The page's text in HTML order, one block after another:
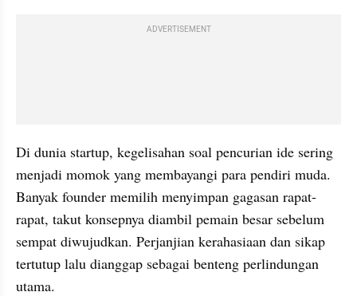
ADVERTISEMENT
Di dunia startup, kegelisahan soal pencurian ide sering
menjadi momok yang membayangi para pendiri muda.
Banyak founder memilih menyimpan gagasan rapat-
rapat, takut konsepnya diambil pemain besar sebelum
sempat diwujudkan. Perjanjian kerahasiaan dan sikap
tertutup lalu dianggap sebagai benteng perlindungan
utama.